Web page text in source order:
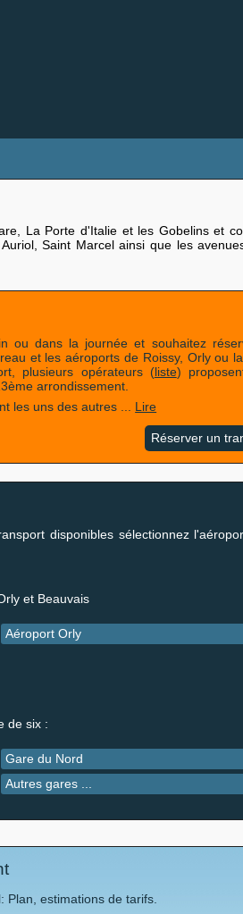
La Porte d'Italie et les Gobelins et
Saint Marcel ainsi que les
ou dans la journée et souhaitez
et les aéroports de Roissy, Orly ou
plusieurs opérateurs (liste)
arrondissement.
les uns des autres ... Lire
Réserver un
disponibles sélectionnez
et Beauvais
Aéroport Orly
de six :
Gare du Nord
Autres gares ...
estimations de tarifs.